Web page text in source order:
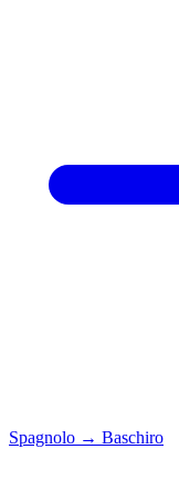
Spagnolo → Baschiro